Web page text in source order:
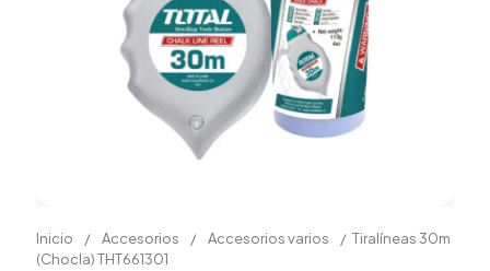
Inicio / Accesorios / Accesorios varios / Tiralíneas 30m
(Chocla) THT661301